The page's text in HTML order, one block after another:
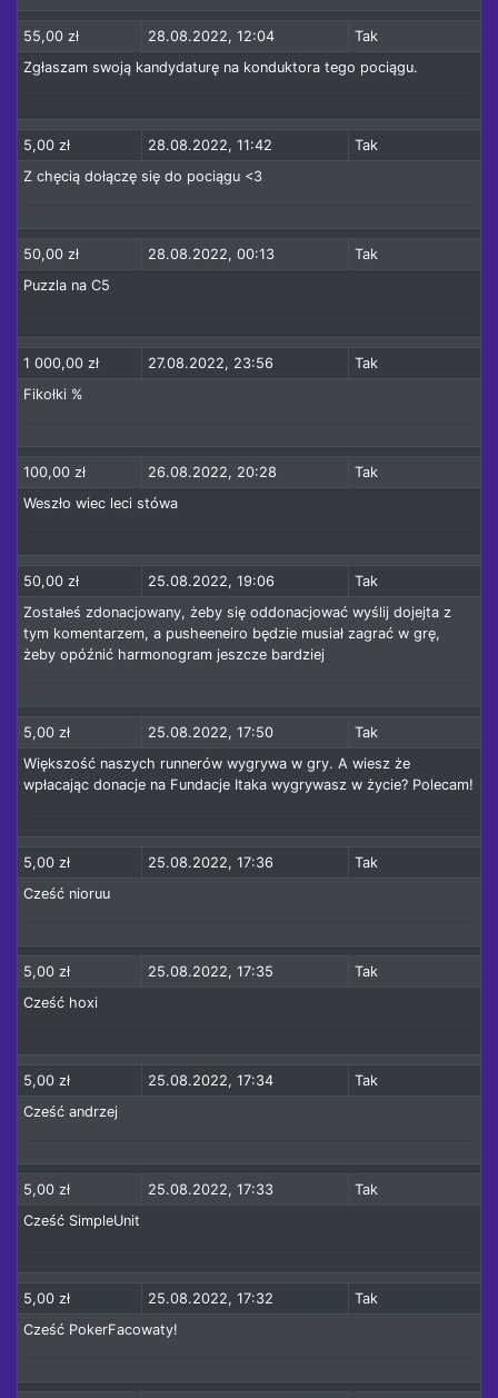
55,00 zł 28.08.2022, 12:04
Tak
Zgłaszam swoją kandydaturę na konduktora tego pociągu.
5,00 zł 28.08.2022, 11:42
Tak
Z chęcią dołączę się do pociągu <3
50,00 zł 28.08.2022, 00:13
Tak
Puzzla na C5
1 000,00 zł 27.08.2022, 23:56
Tak
Fikołki %
100,00 zł 26.08.2022, 20:28
Tak
Weszło wiec leci stówa
50,00 zł 25.08.2022, 19:06
Tak
Zostałeś zdonacjowany, żeby się oddonacjować wyślij dojejta z
tym komentarzem, a pusheeneiro będzie musiał zagrać w grę,
żeby opóźnić harmonogram jeszcze bardziej
5,00 zł 25.08.2022, 17:50
Tak
Większość naszych runnerów wygrywa w gry. A wiesz że
wpłacając donacje na Fundacje Itaka wygrywasz w życie? Polecam!
5,00 zł 25.08.2022, 17:36
Tak
Cześć nioruu
5,00 zł 25.08.2022, 17:35
Tak
Cześć hoxi
5,00 zł 25.08.2022, 17:34
Tak
Cześć andrzej
5,00 zł 25.08.2022, 17:33
Tak
Cześć SimpleUnit
5,00 zł 25.08.2022, 17:32
Tak
Cześć PokerFacowaty!